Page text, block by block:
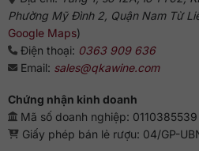
Phường Mỹ Đình 2, Quận Nam Từ
Google Maps)
Điện thoại: 0363 909 636
Email: sales@qkawine.com
Chứng nhận kinh doanh
Mã số doanh nghiệp: 0110385539
Giấy phép bán lẻ rượu: 04/GP-